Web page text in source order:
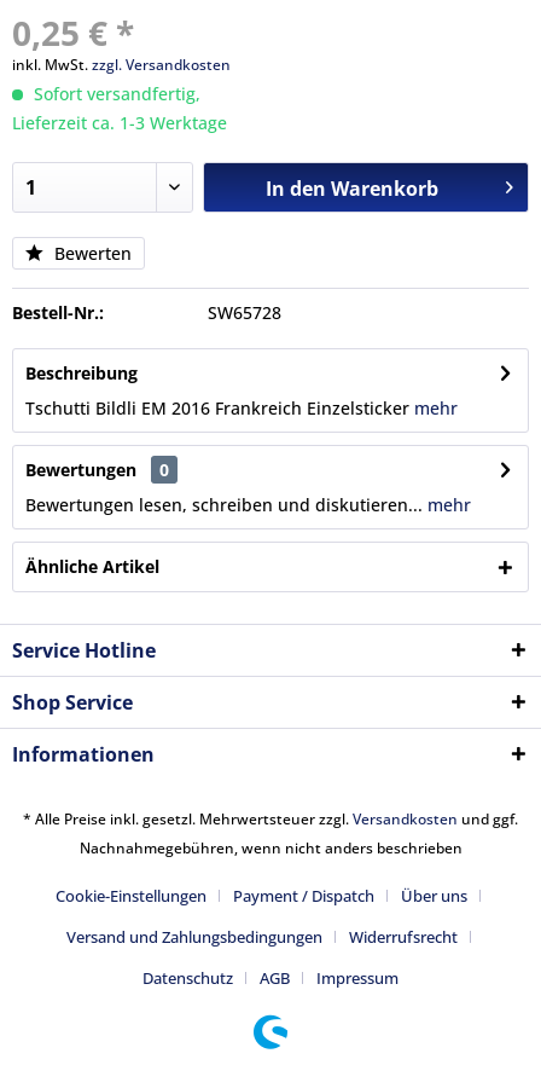
0,25 € *
inkl. MwSt.zzgl. Versandkosten
Sofort versandfertig,
Lieferzeit ca. 1-3 Werktage
In den Warenkorb
Bewerten
Bestell-Nr.: SW65728
Beschreibung
Tschutti Bildli EM 2016 Frankreich Einzelsticker mehr
Bewertungen
0
Bewertungen lesen, schreiben und diskutieren... mehr
Ähnliche Artikel
Service Hotline
Shop Service
Informationen
* Alle Preise inkl. gesetzl. Mehrwertsteuer zzgl.Versandkosten und ggf.
Nachnahmegebühren, wenn nicht anders beschrieben
Cookie-Einstellungen Payment / Dispatch
Über uns
Versand und Zahlungsbedingungen
Widerrufsrecht
Datenschutz
AGB Impressum